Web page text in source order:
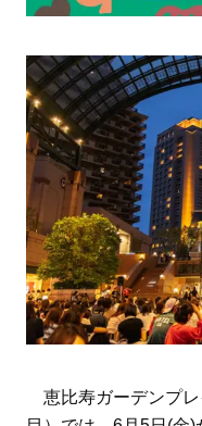
恵比寿ガーデンプレ